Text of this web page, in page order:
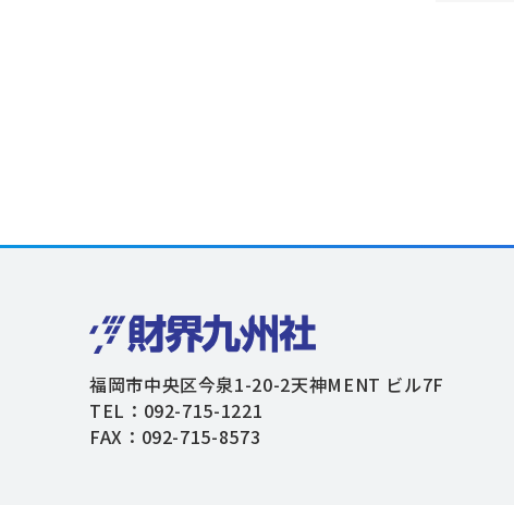
福岡市中央区今泉1-20-2天神MENT ビル7F
TEL：092-715-1221
FAX：092-715-8573